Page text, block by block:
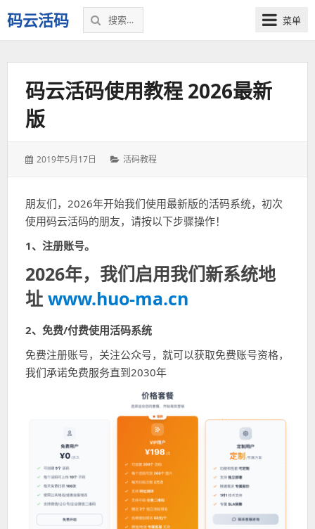
码云活码
微
码，
器！
搜
索：
菜单
码云活码使用教程 2026最新
版
发
2019年5月17日
分
活码教程
朋友们，2026年开始我们使用最新版的活码系统，初次
使用码云活码的朋友，请按以下步骤操作！
1、注册账号。
2026年，我们启用我们新系统地
址 www.huo-ma.cn
2、免费/付费使用活码系统
免费注册账号，关注公众号，就可以获取免费账号资格，
我们承诺免费服务直到2030年